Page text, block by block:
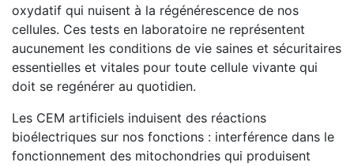
oxydatif qui nuisent à la régénérescence de nos
cellules. Ces tests en laboratoire ne représentent
aucunement les conditions de vie saines et sécuritaires
essentielles et vitales pour toute cellule vivante qui
doit se regénérer au quotidien.
Les CEM artificiels induisent des réactions
bioélectriques sur nos fonctions : interférence dans le
fonctionnement des mitochondries qui produisent